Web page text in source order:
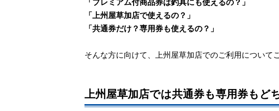
「プレミアム付商品券は釣具にも使えるの？」
「上州屋草加店で使えるの？」
「共通券だけ？専用券も使えるの？」
そんな方に向けて、上州屋草加店でのご利用について
上州屋草加店では共通券も専用券もど